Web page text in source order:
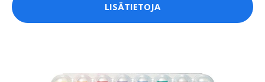
LISÄTIETOJA